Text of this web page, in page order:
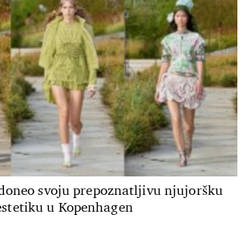
svoju prepoznatljivu njujoršku
u Kopenhagen